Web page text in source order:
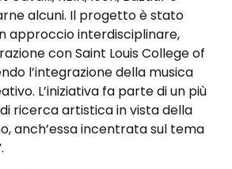
alcuni. Il progetto è stato
approccio interdisciplinare,
con Saint Louis College of
l’integrazione della musica
L’iniziativa fa parte di un più
ricerca artistica in vista della
anch’essa incentrata sul tema